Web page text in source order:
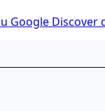
Google Discover